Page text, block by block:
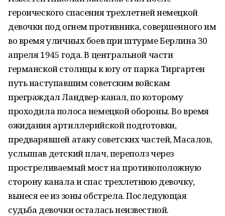
героического спасения трехлетней немецкой
девочки под огнем противника, совершенного им
во время уличных боев при штурме Берлина 30
апреля 1945 года. В центральной части
германской столицы к югу от парка Тиргартен
путь наступавшим советским войскам
преграждал Ландвер-канал, по которому
проходила полоса немецкой обороны. Во время
ожидания артиллерийской подготовки,
предварявшей атаку советских частей, Масалов,
услышав детский плач, переполз через
простреливаемый мост на противоположную
сторону канала и спас трехлетнюю девочку,
вынеся ее из зоны обстрела. Последующая
судьба девочки осталась неизвестной.